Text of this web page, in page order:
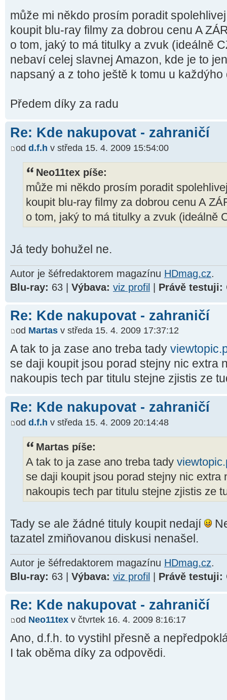
může mi někdo prosím poradit
koupit blu-ray filmy za dobrou cenu A
o tom, jaký to má titulky a zvuk (ideálně
nebaví celej slavnej Amazon, kde je to
napsaný a z toho ještě k tomu u
Předem díky za radu
Re: Kde nakupovat - zahraničí
od d.f.h v středa 15. 4. 2009 15:54:00
Neo11tex píše:
může mi někdo prosím poradit
koupit blu-ray filmy za dobrou cenu A
o tom, jaký to má titulky a zvuk (ideálně
Já tedy bohužel ne.
Autor je šéfredaktorem magazínu HDmag.cz.
Blu-ray: 63 | Výbava: viz profil Právě testuji:
Re: Kde nakupovat - zahraničí
od Martas v středa 15. 4. 2009 17:37:12
A tak to ja zase ano treba tady
se daji koupit jsou porad stejny nic extra
nakoupis tech par titulu stejne zjistis ze
Re: Kde nakupovat - zahraničí
od d.f.h v středa 15. 4. 2009 20:14:48
Martas píše:
A tak to ja zase ano treba tady
se daji koupit jsou porad stejny nic extra
nakoupis tech par titulu stejne zjistis ze
Tady se ale žádné tituly koupit nedají
tazatel zmiňovanou diskusi nenašel.
Autor je šéfredaktorem magazínu HDmag.cz.
Blu-ray: 63 | Výbava: viz profil | Právě testuji:
Re: Kde nakupovat - zahraničí
od Neo11tex v čtvrtek 16. 4. 2009 8:16:17
Ano, d.f.h. to vystihl přesně a
I tak oběma díky za odpovědi.